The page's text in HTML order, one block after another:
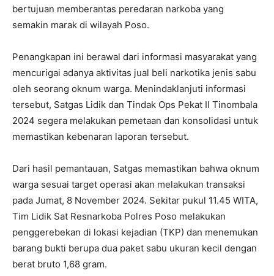
bertujuan memberantas peredaran narkoba yang
semakin marak di wilayah Poso.
Penangkapan ini berawal dari informasi masyarakat yang
mencurigai adanya aktivitas jual beli narkotika jenis sabu
oleh seorang oknum warga. Menindaklanjuti informasi
tersebut, Satgas Lidik dan Tindak Ops Pekat II Tinombala
2024 segera melakukan pemetaan dan konsolidasi untuk
memastikan kebenaran laporan tersebut.
Dari hasil pemantauan, Satgas memastikan bahwa oknum
warga sesuai target operasi akan melakukan transaksi
pada Jumat, 8 November 2024. Sekitar pukul 11.45 WITA,
Tim Lidik Sat Resnarkoba Polres Poso melakukan
penggerebekan di lokasi kejadian (TKP) dan menemukan
barang bukti berupa dua paket sabu ukuran kecil dengan
berat bruto 1,68 gram.